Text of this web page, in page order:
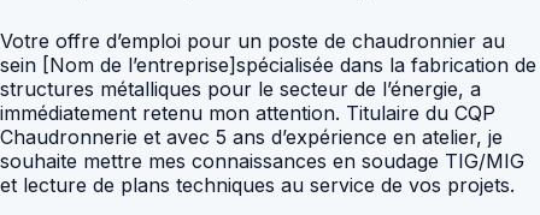
Votre offre d’emploi pour un poste de chaudronnier au
sein [Nom de l’entreprise]spécialisée dans la fabrication de
structures métalliques pour le secteur de l’énergie, a
immédiatement retenu mon attention. Titulaire du CQP
Chaudronnerie et avec 5 ans d’expérience en atelier, je
souhaite mettre mes connaissances en soudage TIG/MIG
et lecture de plans techniques au service de vos projets.